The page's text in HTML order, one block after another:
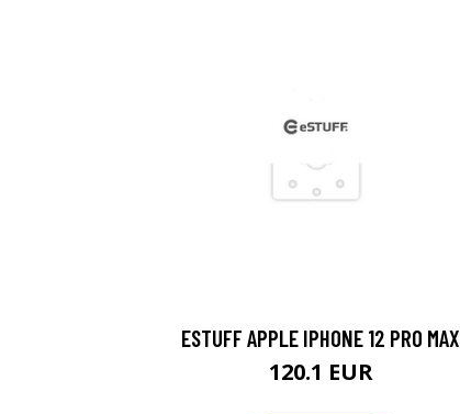
ESTUFF APPLE IPHONE 12 PRO MAX
120.1 EUR